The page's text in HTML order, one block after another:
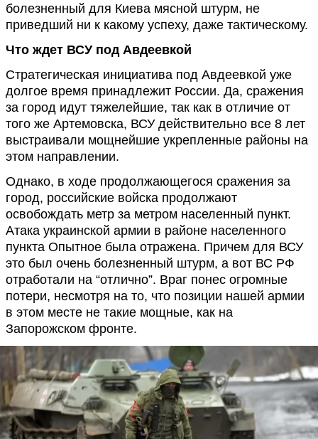
болезненный для Киева мясной штурм, не
приведший ни к какому успеху, даже тактическому.
Что ждет ВСУ под Авдеевкой
Стратегическая инициатива под Авдеевкой уже
долгое время принадлежит России. Да, сражения
за город идут тяжелейшие, так как в отличие от
того же Артемовска, ВСУ действительно все 8 лет
выстраивали мощнейшие укрепленные районы на
этом направлении.
Однако, в ходе продолжающегося сражения за
город, российские войска продолжают
освобождать метр за метром населенный пункт.
Атака украинской армии в районе населенного
пункта Опытное была отражена. Причем для ВСУ
это был очень болезненный штурм, а вот ВС РФ
отработали на “отлично”. Враг понес огромные
потери, несмотря на то, что позиции нашей армии
в этом месте не такие мощные, как на
Запорожском фронте.